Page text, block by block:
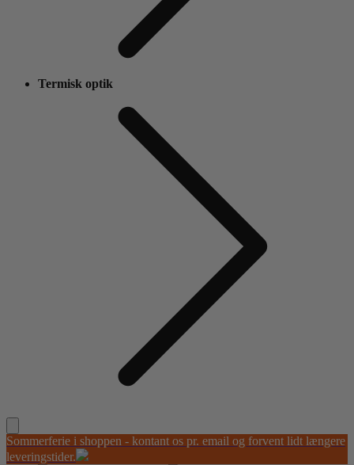
Termisk optik
Sommerferie i shoppen - kontant os pr. email og forvent lidt længere
leveringstider.